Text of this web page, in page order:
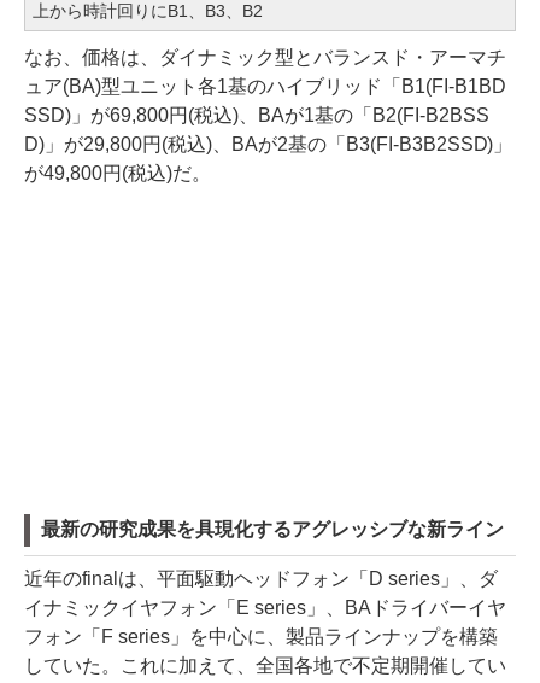
上から時計回りにB1、B3、B2
なお、価格は、ダイナミック型とバランスド・アーマチ
ュア(BA)型ユニット各1基のハイブリッド「B1(FI-B1BD
SSD)」が69,800円(税込)、BAが1基の「B2(FI-B2BSS
D)」が29,800円(税込)、BAが2基の「B3(FI-B3B2SSD)」
が49,800円(税込)だ。
最新の研究成果を具現化するアグレッシブな新ライン
近年のfinalは、平面駆動ヘッドフォン「D series」、ダ
イナミックイヤフォン「E series」、BAドライバーイヤ
フォン「F series」を中心に、製品ラインナップを構築
していた。これに加えて、全国各地で不定期開催してい